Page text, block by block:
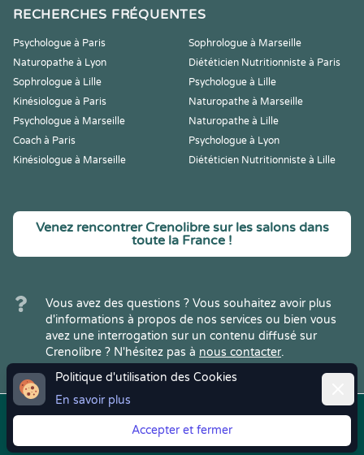
Politique d'utilisation des Cookies
En savoir plus
Accepter et fermer
RECHERCHES FRÉQUENTES
Psychologue à Paris
Sophrologue à Marseille
Naturopathe à Lyon
Diététicien Nutritionniste à Paris
Sophrologue à Lille
Psychologue à Lille
Kinésiologue à Paris
Naturopathe à Marseille
Psychologue à Marseille
Naturopathe à Lille
Coach à Paris
Psychologue à Lyon
Kinésiologue à Marseille
Diététicien Nutritionniste à Lille
Venez rencontrer Crenolibre sur les salons dans
toute la France !
Vous avez des questions ? Vous souhaitez avoir plus
d'informations à propos de nos services ou bien vous
avez une interrogation sur un contenu diffusé sur
Crenolibre ? N'hésitez pas à nous contacter.
Copyright © 2022Crenolibre, tous
Mentions
Légales
| CGV | RGPD